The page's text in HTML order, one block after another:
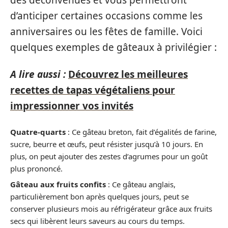
d’anticiper certaines occasions comme les
anniversaires ou les fêtes de famille. Voici
quelques exemples de gâteaux à privilégier :
A lire aussi : Découvrez les meilleures
recettes de tapas végétaliens pour
impressionner vos invités
Quatre-quarts : Ce gâteau breton, fait d’égalités de farine,
sucre, beurre et œufs, peut résister jusqu’à 10 jours. En
plus, on peut ajouter des zestes d’agrumes pour un goût
plus prononcé.
Gâteau aux fruits confits : Ce gâteau anglais,
particulièrement bon après quelques jours, peut se
conserver plusieurs mois au réfrigérateur grâce aux fruits
secs qui libèrent leurs saveurs au cours du temps.